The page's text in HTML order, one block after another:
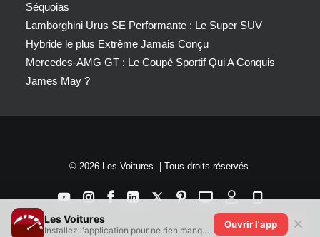
Séquoias
Lamborghini Urus SE Performante : Le Super SUV
Hybride le plus Extrême Jamais Conçu
Mercedes-AMG GT : Le Coupé Sportif Qui A Conquis
James May ?
© 2026 Les Voitures. | Tous droits réservés.
Les Voitures
Installez l'application pour ne rien manquer !
Ouvrir l'app ✕